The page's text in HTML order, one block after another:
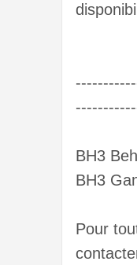
BH3
BH3
Pour